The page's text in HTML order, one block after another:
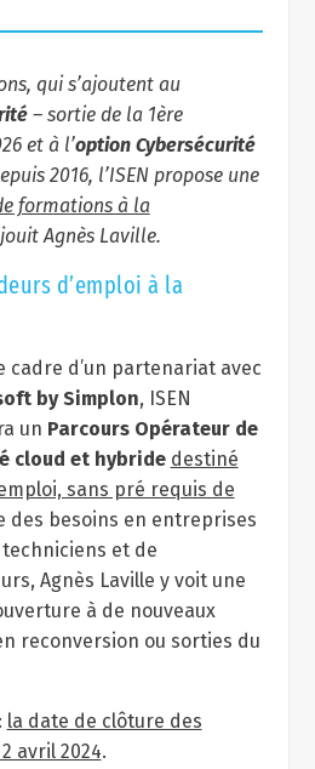
qui s’ajoutent au
– sortie de la 1ère
et à l’option Cybersécurité
2016, l’ISEN propose une
formations à la
Agnès Laville.
d’emploi à la
cadre d’un partenariat avec
by Simplon, ISEN
un Parcours Opérateur de
cloud et hybride destiné
sans pré requis de
des besoins en entreprises
et de
Agnès Laville y voit une
à de nouveaux
reconversion ou sorties du
la date de clôture des
avril 2024.